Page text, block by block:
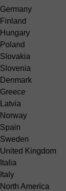
Germany
Finland
Hungary
Poland
Slovakia
Slovenia
Denmark
Greece
Latvia
Norway
Spain
Sweden
United Kingdom
Italia
Italy
North America